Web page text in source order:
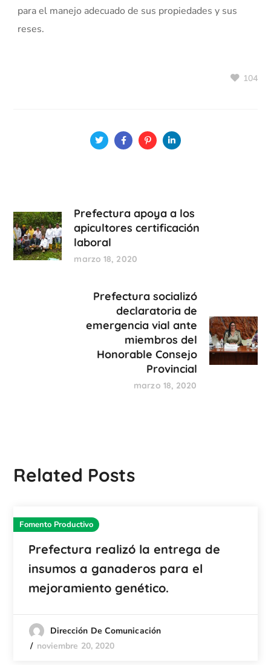
para el manejo adecuado de sus propiedades y sus
reses.
104
Prefectura apoya a los
apicultores certificación
laboral
marzo 18, 2020
Prefectura socializó
declaratoria de
emergencia vial ante
miembros del
Honorable Consejo
Provincial
marzo 18, 2020
Related Posts
Fomento Productivo
Prefectura realizó la entrega de
insumos a ganaderos para el
mejoramiento genético.
Dirección De Comunicación
noviembre 20, 2020